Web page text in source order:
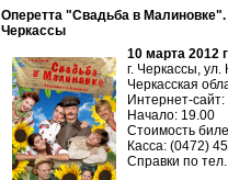
Оперетта "Свадьба в Малиновке".
Черкассы
10 марта 2012
г. Черкассы,
Черкасская
Интернет-сайт:
Начало: 19.00
Стоимость
Касса: (0472)
Справки по